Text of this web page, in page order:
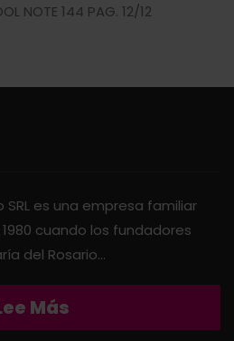
NOTE 144 PAG. 12/12
es una empresa familiar
cuando los fundadores
del Rosario...
Más